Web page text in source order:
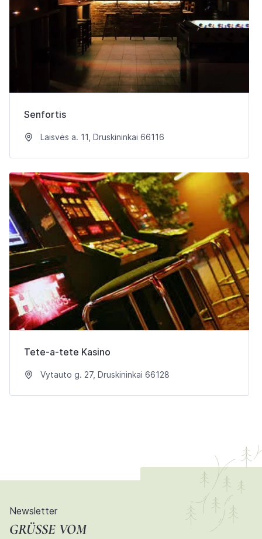
Senfortis
Laisvės a. 11, Druskininkai 66116
Tete-a-tete Kasino
Vytauto g. 27, Druskininkai 66128
Newsletter
GRÜSSE VOM D